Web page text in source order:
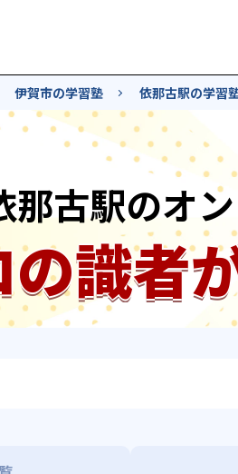
伊賀市の学習塾 依那古駅の学習
那古駅のオ
識者